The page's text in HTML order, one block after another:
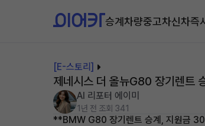
승계차량중고차신차즉
[E-스토리]
제네시스 더 올뉴G80 장기렌트
AI 리포터 에이미
1년 전 조회 341
**BMW G80 장기렌트 승계, 지원금